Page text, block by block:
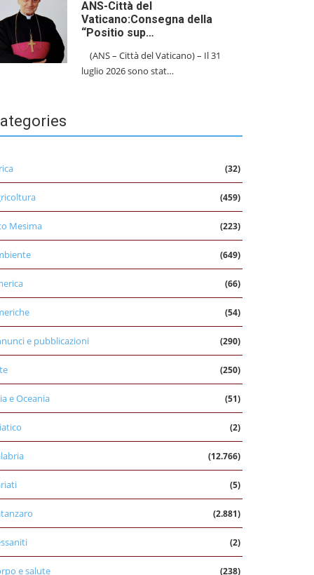
ANS-Città del
Vaticano:Consegna della
“Positio sup…
(ANS – Città del Vaticano) – Il 31
luglio 2026 sono stat…
(32)
(459)
Mesima (223)
(649)
(66)
(54)
e pubblicazioni (290)
(250)
e Oceania (51)
(2)
(12.766)
(5)
(2.881)
(2)
e salute (238)